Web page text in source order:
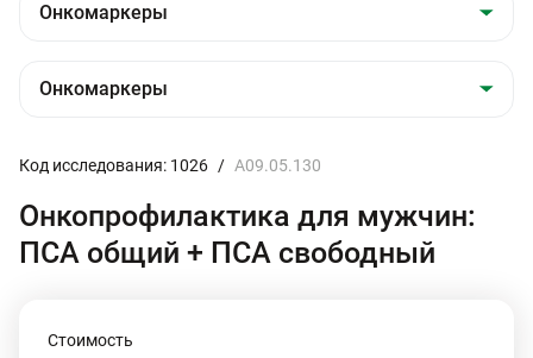
Код исследования: 1026 / A09.05.130
Онкопрофилактика для мужчин:
ПСА общий + ПСА свободный
Стоимость